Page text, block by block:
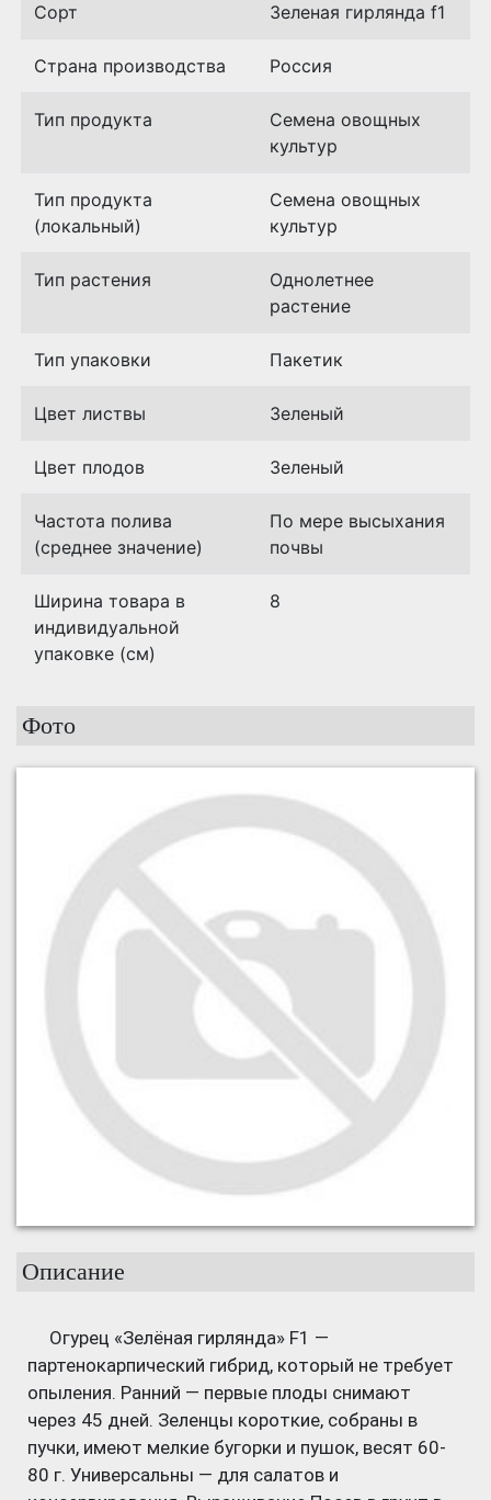
Сорт Зеленая гирлянда f1
Страна производства Россия
Тип продукта
Семена овощных
культур
Тип продукта
(локальный)
Семена овощных
культур
Тип растения
Однолетнее
растение
Тип упаковки Пакетик
Цвет листвы Зеленый
Цвет плодов Зеленый
Частота полива
(среднее значение)
По мере высыхания
почвы
Ширина товара в
индивидуальной
упаковке (см)
8
Фото
Описание
Огурец «Зелёная гирлянда» F1 —
партенокарпический гибрид, который не требует
опыления. Ранний — первые плоды снимают
через 45 дней. Зеленцы короткие, собраны в
пучки, имеют мелкие бугорки и пушок, весят 60-
80 г. Универсальны — для салатов и